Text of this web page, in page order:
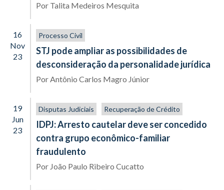
Por Talita Medeiros Mesquita
16
Nov
23
Processo Civil
STJ pode ampliar as possibilidades de
desconsideração da personalidade jurídica
PorAntônio Carlos Magro Júnior
19
Jun
23
Disputas Judiciais Recuperação de Crédito
IDPJ: Arresto cautelar deve ser concedido
contra grupo econômico-familiar
fraudulento
Por João Paulo Ribeiro Cucatto